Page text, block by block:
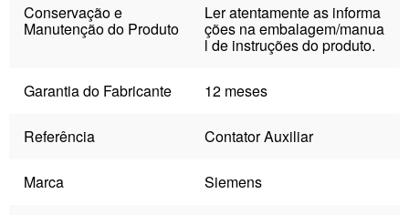
Conservação e
Manutenção do Produto
Ler atentamente as informa
ções na embalagem/manua
l de instruções do produto.
Garantia do Fabricante 12 meses
Referência Contator Auxiliar
Marca Siemens